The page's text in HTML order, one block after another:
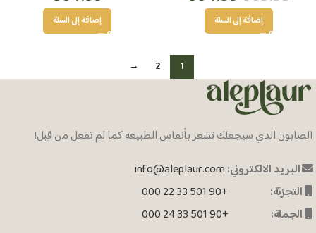
إضافة إلى السلة إضافة إلى السلة
1
2
→
الصابون الذي سيجعلك تشعر بأنفاس الطبيعة كما لم تفعل من قبل!
البريد الالكتروني:info@aleplaur.com
التجزئة:
+90 501 33 22 000
الجملة:
+90 501 33 24 000